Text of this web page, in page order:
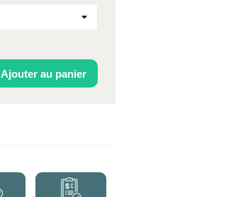
Ajouter au panier